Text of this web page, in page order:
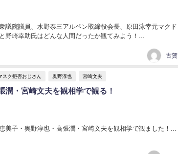
議院議員、水野泰三アルペン取締役会長、原田泳幸元マクド
野崎幸助氏はどんな人間だったか観てみよう！...
古賀
スク拒否おじさん 奥野淳也 宮崎文夫
潤・宮崎文夫を観相学で観る！
美子・奥野淳也・高張潤・宮崎文夫を観相学で観ました！...